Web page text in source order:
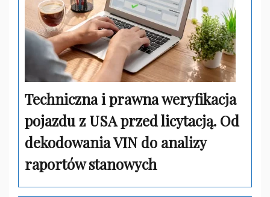
Techniczna i prawna weryfikacja
pojazdu z USA przed licytacją. Od
dekodowania VIN do analizy
raportów stanowych